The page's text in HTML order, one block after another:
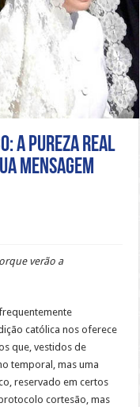
A Pureza Real
Mensagem
verão a
católica nos oferece
que, vestidos de
temporal, mas uma
reservado em certos
cortesão, mas